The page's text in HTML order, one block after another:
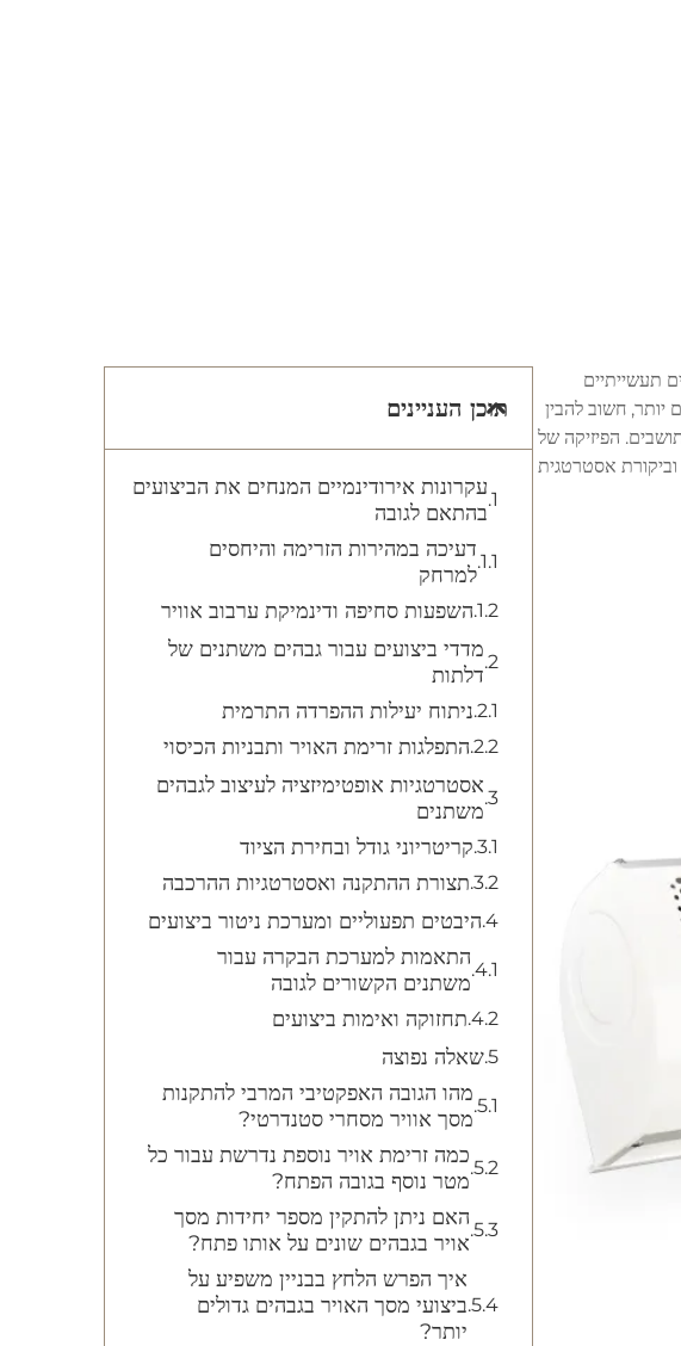
תעשייתיים
יותר, חשוב להבין
הפיזיקה של
וביקורת אסטרטגית
תוכן העניינים
עקרונות אירודינמיים המנחים את הביצועים
בהתאם לגובה
דעיכה במהירות הזרימה והיחסים
למרחק
השפעות סחיפה ודינמיקת ערבוב אוויר
מדדי ביצועים עבור גבהים משתנים של
דלתות
ניתוח יעילות ההפרדה התרמית
התפלגות זרימת האויר ותבניות הכיסוי
אסטרטגיות אופטימיזציה לעיצוב לגבהים
משתנים
קריטריוני גודל ובחירת הציוד
תצורת ההתקנה ואסטרטגיות ההרכבה
היבטים תפעוליים ומערכת ניטור ביצועים
התאמות למערכת הבקרה עבור
משתנים הקשורים לגובה
תחזוקה ואימות ביצועים
שאלה נפוצה
מהו הגובה האפקטיבי המרבי להתקנות
מסך אוויר מסחרי סטנדרטי?
כמה זרימת אויר נוספת נדרשת עבור כל
מטר נוסף בגובה הפתח?
האם ניתן להתקין מספר יחידות מסך
אויר בגבהים שונים על אותו פתח?
איך הפרש הלחץ בבניין משפיע על
ביצועי מסך האויר בגבהים גדולים
יותר?